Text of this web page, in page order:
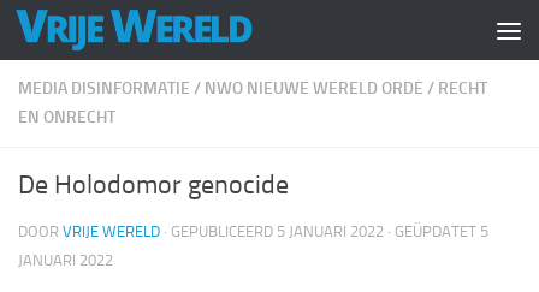
Doorgaan naar inhoud
MEDIA DISINFORMATIE / NWO NIEUWE WERELD ORDE / RECHT
EN ONRECHT
De Holodomor genocide
DOOR VRIJE WERELD · GEPUBLICEERD 5 JANUARI 2022 · GEÜPDATET 5
JANUARI 2022